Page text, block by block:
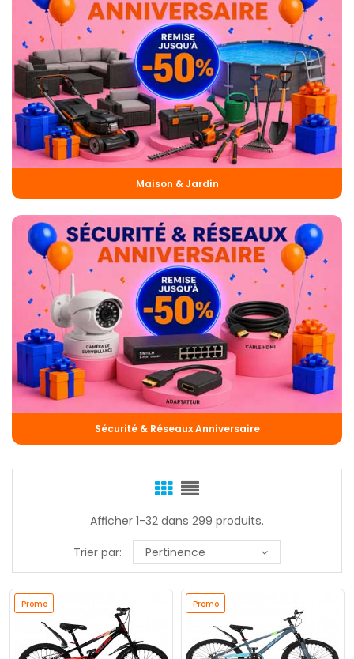
Maison & Jardin
Sécurité & Réseaux Anniversaire
Afficher 1-32 dans 299 produits.
Trier par:
Pertinence
Promo Promo